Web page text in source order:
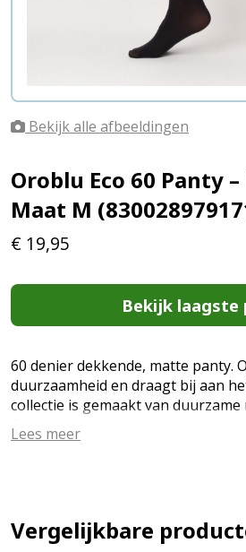
Bekijk alle afbeeldingen
Oroblu Eco 60 Panty
Maat M
€ 19,95
Bekijk laagste
60 denier dekkende, matte panty.
duurzaamheid en draagt bij aan
collectie is gemaakt van duurzame
Door het gebruik van gerecyclede
emissie met 90% gereduceerd en
liefde voor fashion en de natuur.
Lees meer
Vergelijkbare